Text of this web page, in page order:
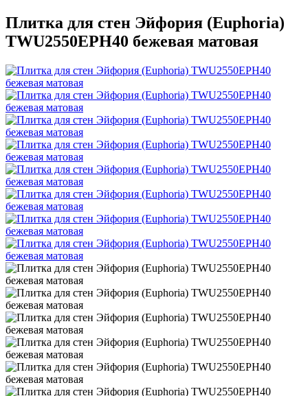
Плитка для стен Эйфория (Euphoria)
TWU2550EPH40 бежевая матовая